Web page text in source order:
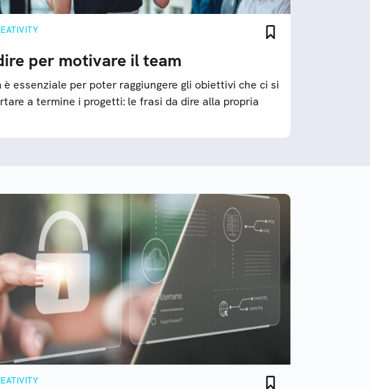
per motivare il team
essenziale per poter raggiungere gli obiettivi che ci si
a termine i progetti: le frasi da dire alla propria